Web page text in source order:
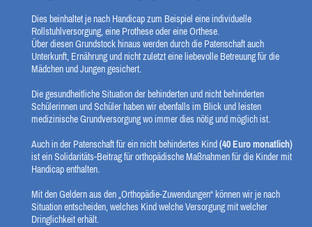
Dies beinhaltet je nach Handicap zum Beispiel eine individuelle
Rollstuhlversorgung, eine Prothese oder eine Orthese.
Über diesen Grundstock hinaus werden durch die Patenschaft auch
Unterkunft, Ernährung und nicht zuletzt eine liebevolle Betreuung für die
Mädchen und Jungen gesichert.
Die gesundheitliche Situation der behinderten und nicht behinderten
Schülerinnen und Schüler haben wir ebenfalls im Blick und leisten
medizinische Grundversorgung wo immer dies nötig und möglich ist.
Auch in der Patenschaft für ein nicht behindertes Kind(40 Euro monatlich)
ist ein Solidaritäts-Beitrag für orthopädische Maßnahmen für die Kinder mit
Handicap enthalten.
Mit den Geldern aus den „Orthopädie-Zuwendungen“ können wir je nach
Situation entscheiden, welches Kind welche Versorgung mit welcher
Dringlichkeit erhält.